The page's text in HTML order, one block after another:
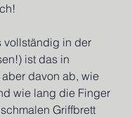
vollständig in der
ist das in
davon ab, wie
wie lang die Finger
Griffbrett